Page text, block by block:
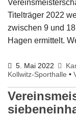
Titelträger 2022
zwischen 9 und
Hagen ermittelt.
5. Mai 2022
Kollwitz-Sporthalle •